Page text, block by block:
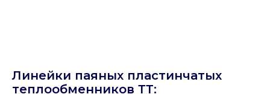
Линейки паяных пластинчатых
теплообменников ТТ: